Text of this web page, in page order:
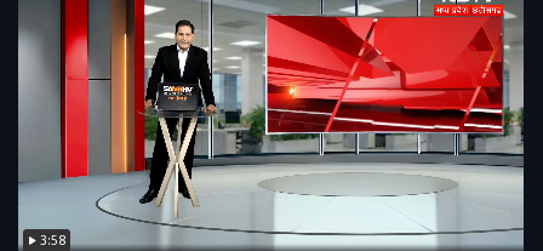
3:58